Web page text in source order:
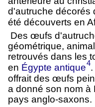
d'autruche décorés
été découverts en
Des œufs
géométrique,
retrouvés dans les
en Égypte antique4
offrait des œufs
a donné son nom à
pays anglo-saxons.